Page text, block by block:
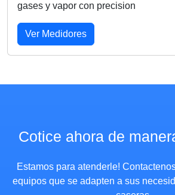
gases y vapor con precision
Ver Medidores
Cotice ahora de
Estamos para atenderle!
equipos que se adapten a sus